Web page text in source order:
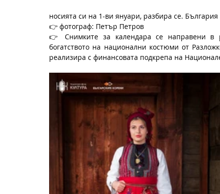
носията си на 1-ви януари, разбира се.
👉 фотограф: Петър Петров
👉 Снимките за календара се направени в
богатството на национални костюми от
реализира с финансовата подкрепа на